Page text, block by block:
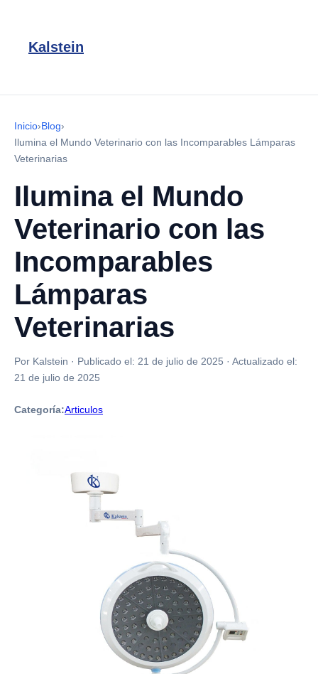
Kalstein
Inicio›Blog›
Ilumina el Mundo Veterinario con las Incomparables Lámparas
Veterinarias
Ilumina el Mundo
Veterinario con las
Incomparables
Lámparas
Veterinarias
Por Kalstein · Publicado el: 21 de julio de 2025 · Actualizado el:
21 de julio de 2025
Categoría:Articulos